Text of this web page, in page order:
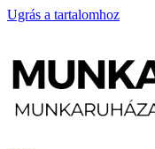
Ugrás a tartalomhoz